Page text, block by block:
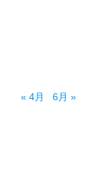
« 4月
6月 »